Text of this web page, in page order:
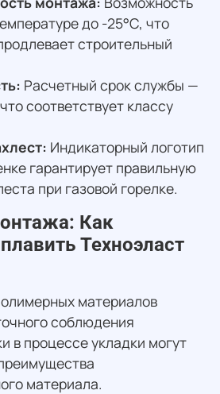
до -25°C, что
строительный
Расчетный срок службы —
соответствует классу
Индикаторный логотип
гарантирует правильную
при газовой горелке.
Как
Техноэласт
материалов
соблюдения
в процессе укладки могут
материала.